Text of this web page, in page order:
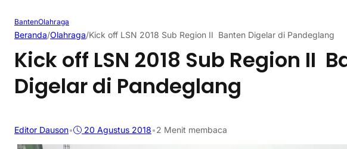
BantenOlahraga
Beranda/Olahraga/Kick off LSN 2018 Sub Region II Banten Digelar di Pandeglang
Kick off LSN 2018 Sub Region II
Digelar di Pandeglang
Editor Dauson• 20 Agustus 2018•2 Menit membaca